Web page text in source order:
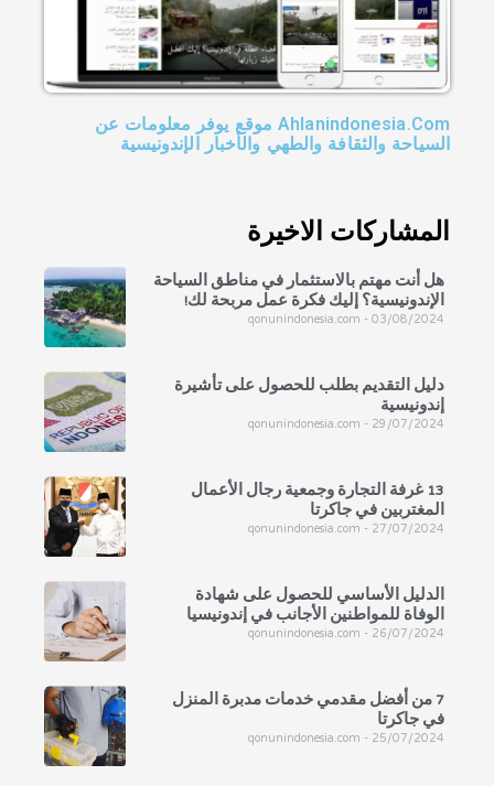
Ahlanindonesia.Com موقع يوفر معلومات عن
السياحة والثقافة والطهي والأخبار الإندونيسية
المشاركات الاخيرة
هل أنت مهتم بالاستثمار في مناطق السياحة
الإندونيسية؟ إليك فكرة عمل مربحة لك!
qonunindonesia.com 03/08/2024
دليل التقديم بطلب للحصول على تأشيرة
إندونيسية
qonunindonesia.com 29/07/2024
13 غرفة التجارة وجمعية رجال الأعمال
المغتربين في جاكرتا
qonunindonesia.com 27/07/2024
الدليل الأساسي للحصول على شهادة
الوفاة للمواطنين الأجانب في إندونيسيا
qonunindonesia.com 26/07/2024
7 من أفضل مقدمي خدمات مدبرة المنزل
في جاكرتا
qonunindonesia.com 25/07/2024